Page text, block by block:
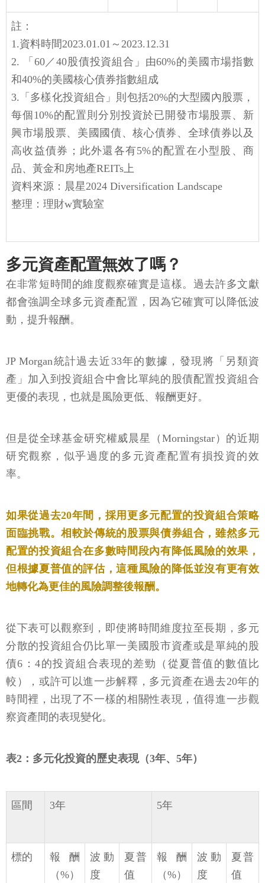
註：
1.資料時間2023.01.01～2023.12.31
2. 「60／40股債投資組合」由60%的美國市場指數
和40%的美國核心債券指數組成
3.「多樣化投資組合」則包括20%的大型國內股票，
每個10%的配置則分別投資於已開發市場股票、新
興市場股票、美國國債、核心債券、全球債券以及
高收益債券；此外還各有5%的配置在小型股、商
品、黃金和房地產REITs上
資料來源：晨星2024 Diversification Landscape
整理：理財w實驗室
多元資產配置無效了嗎？
在非常短時間的維度觀察確實是這樣。過去許多文獻
都會強調全球多元資產配置，因為它確實可以降低波
動，提升報酬。
JP Morgan統計過去近33年的數據，發現將「另類資
產」加入到投資組合中會比單純的股債配置投資組合
更優的表現，也就是風險更低、報酬更好。
但是從全球基金研究權威晨星（Morningstar）的近期
研究觀察，似乎過度的多元資產配置有損投資的效
率。
如果從過去20年間，採用更多元配置的投資組合策略
面臨挑戰。相較於傳統的股票與債券組合，雖然多元
配置的投資組合在多數時間段內有降低風險的效果，
但根據夏普值的評估，這種風險的降低並沒有更有效
地轉化為更佳的風險調整後報酬。
從下表可以觀察到，即使將時間維度拉至長期，多元
分散的投資組合仍比單一美國股市資產或是單純的股
債6：4的投資組合表現的差勁（從夏普值的數值比
較），或許可以進一步解釋，多元資產在過去20年的
時間裡，出現了不一樣的相關性表現，值得進一步觀
察資產間的表現變化。
表2：多元化投資的歷史表現（3年、5年）
區間 3年 5年
標的
報酬
（%）
波動
度
夏普
值
報酬
（%）
波動
度
夏普
值